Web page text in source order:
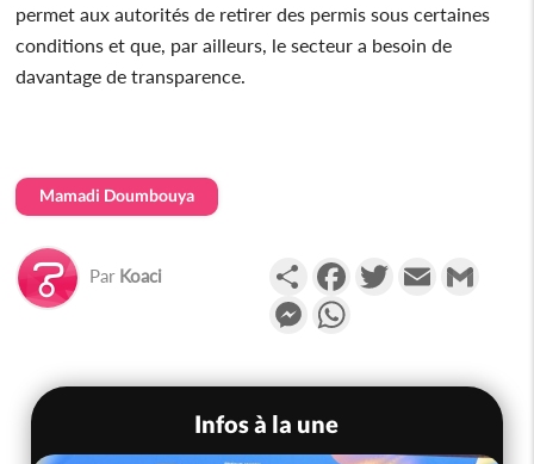
permet aux autorités de retirer des permis sous certaines
conditions et que, par ailleurs, le secteur a besoin de
davantage de transparence.
Mamadi Doumbouya
Par Koaci PartagerFacebookTwitterEmail
Messenger
Infos à la une